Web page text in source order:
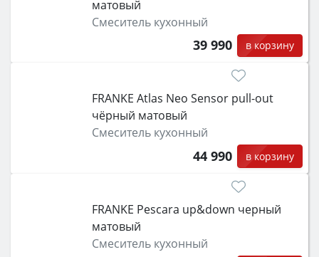
матовый
Смеситель кухонный
39 990 в корзину
FRANKE Atlas Neo Sensor pull-out
чёрный матовый
Смеситель кухонный
44 990 в корзину
FRANKE Pescara up&down черный
матовый
Смеситель кухонный